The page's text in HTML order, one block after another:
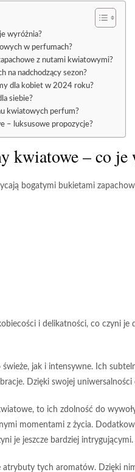
wyróżnia?
w perfumach?
z nutami kwiatowymi?
na nadchodzący sezon?
dla kobiet w 2024 roku?
siebie?
kwiatowych perfum?
– luksusowe propozycje?
kwiatowe – co je
bogatymi bukietami
i delikatności, co czyni je
świeże, jak i intensywne. Ich
Dzięki swojej uniwersalności
to ich zdolność do
momentami z życia.
je jeszcze bardziej intrygującymi.
atrybuty tych aromatów. Dzięki